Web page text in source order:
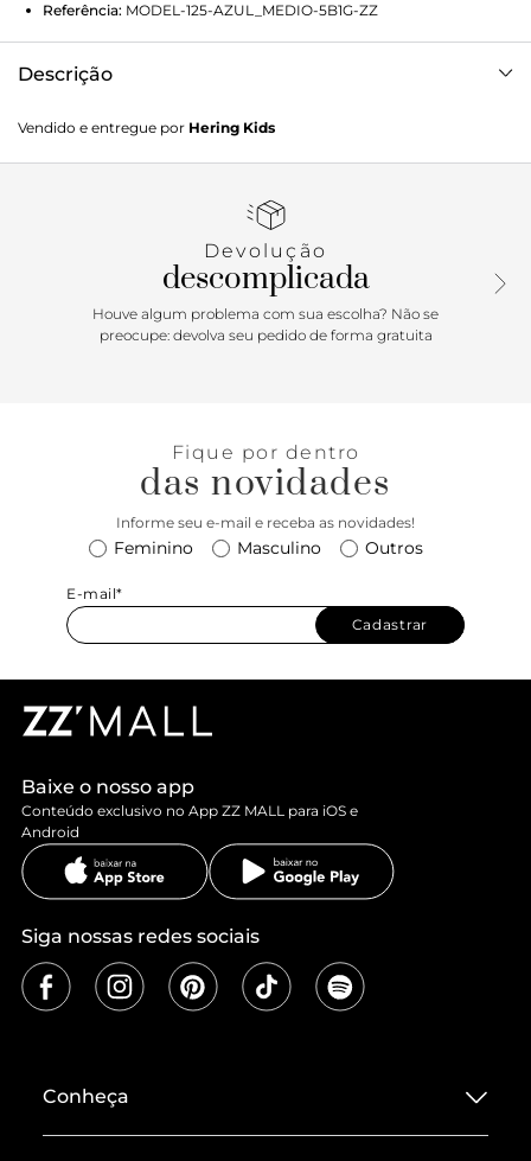
Referência: MODEL-125-AZUL_MEDIO-5B1G-ZZ
Descrição
leve de algodão. Conta com manga curta em modelagem
regular, saia rodada com detalhe na cintura em
as meninas tanto amam! Tudo se equilibra na composição
Características da peça:Malha de algodãoMangas
curtasModelagem regularComprimento tradicionalCintura
com detalhe em babadosEstampado floral Versatilidade do
modelo:Esse vestido é todo charme e bem fresquinho,
Vendido e entregue por Hering Kids
Devolução
descomplicada
Houve algum problema com sua escolha? Não se
preocupe: devolva seu pedido de forma gratuita
Fique por dentro
das novidades
Informe seu e-mail e receba as novidades!
Feminino Masculino Outros
E-mail*
Cadastrar
Baixe o nosso app
Conteúdo exclusivo no App ZZ MALL para iOS e
Android
Siga nossas redes sociais
Conheça